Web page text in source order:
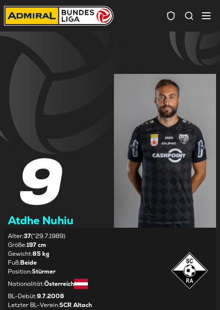
9
Atdhe Nuhiu
Alter:37(*29.7.1989)
Größe:197 cm
Gewicht:85 kg
Fuß:Beide
Position:Stürmer
Nationalität:Österreich
BL-Debüt:9.7.2008
Letzter BL-Verein:SCR Altach